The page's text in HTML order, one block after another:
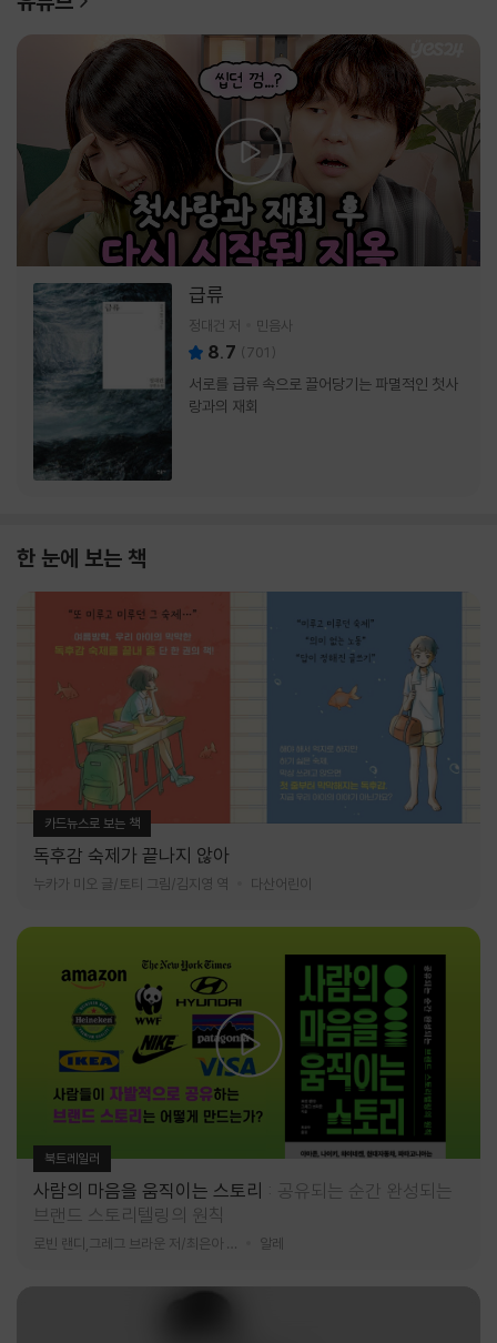
급류
정대건 저 민음사
8.7 (701 )
서로를 급류 속으로 끌어당기는 파멸적인 첫사
랑과의 재회
한 눈에 보는 책
카드뉴스로 보는 책
독후감 숙제가 끝나지 않아
누카가 미오 글/토티 그림/김지영 역 다산어린이
북트레일러
사람의 마음을 움직이는 스토리
공유되는 순간 완성되는
브랜드 스토리텔링의 원칙
알레